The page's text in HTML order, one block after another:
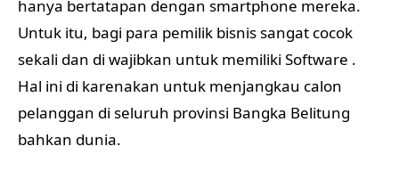
hanya bertatapan dengan smartphone mereka.
Untuk itu, bagi para pemilik bisnis sangat cocok
sekali dan di wajibkan untuk memiliki Software .
Hal ini di karenakan untuk menjangkau calon
pelanggan di seluruh provinsi Bangka Belitung
bahkan dunia.